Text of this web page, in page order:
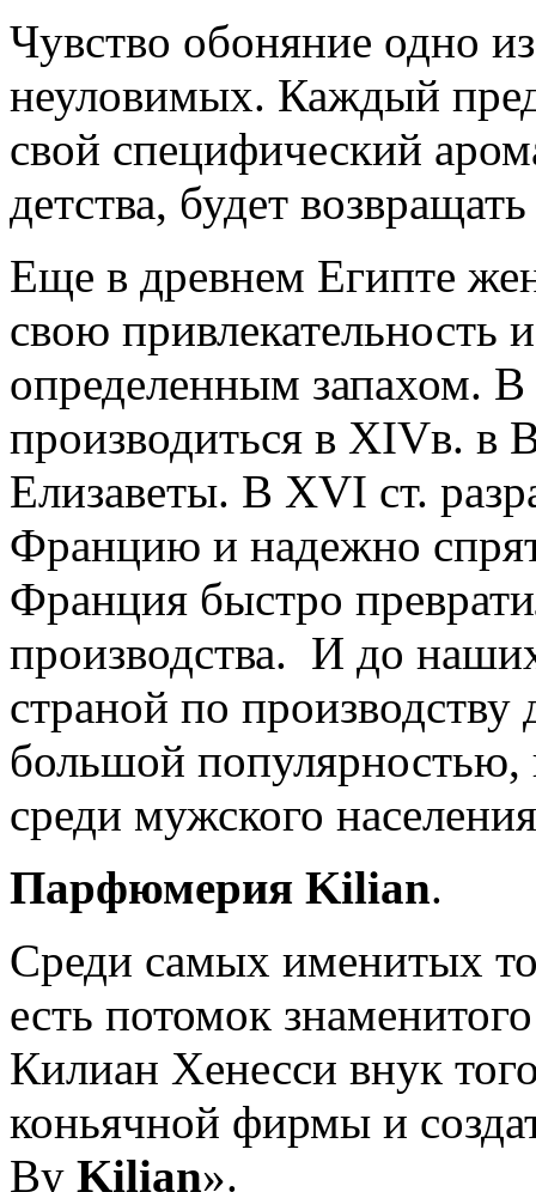
Чувство обоняние одно
неуловимых. Каждый
свой специфический
детства, будет
Еще в древнем Египте
свою привлекательность
определенным запахом.
производиться в XIVв. в
Елизаветы. В XVI ст.
Францию и надежно
Франция быстро
производства. И до
страной по
большой популярностью,
среди мужского
Парфюмерия Kilian.
Среди самых именитых
есть потомок
Килиан Хенесси внук
коньячной фирмы и
By Kilian».